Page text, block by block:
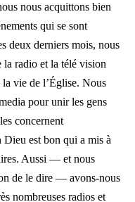
nous acquittons bien
qui se sont
deux derniers mois, nous
la radio et la télé vision
vie de l’Église. Nous
pour unir les gens
concernent
est bon qui a mis à
Aussi — et nous
de le dire — avons-nous
nombreuses radios et